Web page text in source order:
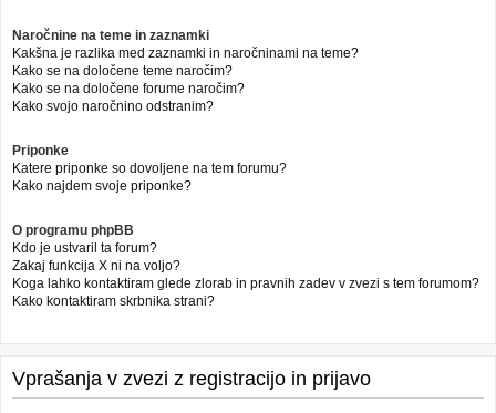
Naročnine na teme in zaznamki
Kakšna je razlika med zaznamki in naročninami na teme?
Kako se na določene teme naročim?
Kako se na določene forume naročim?
Kako svojo naročnino odstranim?
Priponke
Katere priponke so dovoljene na tem forumu?
Kako najdem svoje priponke?
O programu phpBB
Kdo je ustvaril ta forum?
Zakaj funkcija X ni na voljo?
Koga lahko kontaktiram glede zlorab in pravnih zadev v zvezi s tem forumom?
Kako kontaktiram skrbnika strani?
Vprašanja v zvezi z registracijo in prijavo